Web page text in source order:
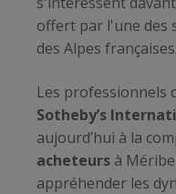
offert par l'une des
des Alpes françaises.
Les professionnels
Sotheby’s
aujourd’hui à la
acheteurs à
appréhender les